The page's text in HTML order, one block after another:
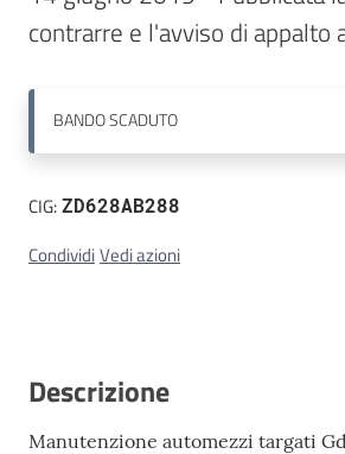
contrarre e l'avviso di appalto
BANDOSCADUTO
CIG:ZD628AB288
CondividiVedi azioni
Descrizione
Manutenzione automezzi targati